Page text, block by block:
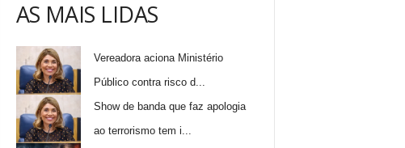
AS MAIS LIDAS
Vereadora aciona Ministério
Público contra risco d...
Show de banda que faz apologia
ao terrorismo tem i...